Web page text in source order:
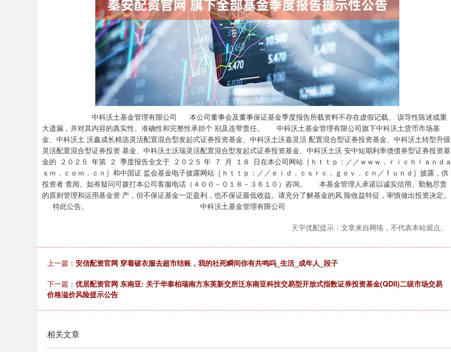
中科沃土基金管理有限公司 本公司董事会及董事保证基金季度报告所载资料不存在虚假记载、 误导性陈述或重
大遗漏，并对其内容的真实性、准确性和完整性承担个 别及连带责任。 中科沃土基金管理有限公司旗下中科沃土货币市场基
金、中科沃土 沃鑫成长精选灵活配置混合型发起式证券投资基金、中科沃土沃嘉灵活 配置混合型证券投资基金、中科沃土转型升级
灵活配置混合型证券投资 基金、中科沃土沃瑞灵活配置混合型发起式证券投资基金、中科沃土沃 安中短期利率债债券型证券投资基
金的 ２０２５ 年第 ２ 季度报告全文于 ２０２５ 年 ７ 月 １８ 日在本公司网站［ｈｔｔｐ：／／ｗｗｗ．ｒｉｃｈｌａｎｄａ
ｓｍ．ｃｏｍ．ｃｎ］和中国证 监会基金电子披露网站［ｈｔｔｐ：／／ｅｉｄ．ｃｓｒｃ．ｇｏｖ．ｃｎ／ｆｕｎｄ］披露，供
投资者 查阅。如有疑问可拨打本公司客服电话（４００－０１８－３６１０）咨询。 本基金管理人承诺以诚实信用、勤勉尽责
的原则管理和运用基金资 产，但不保证基金一定盈利，也不保证最低收益。请充分了解基金的风 险收益特征，审慎做出投资决定。
特此公告。 中科沃土基金管理有限公司
天宇优配提示：文章来自网络，不代表本站观点。
上一篇： 安信配资官网 穿着破衣服去超市结账，我的社死瞬间你有共鸣吗_生活_成年人_段子
下一篇： 优居配资官网 东南亚: 关于华泰柏瑞南方东英新交所泛东南亚科技交易型开放式指数证券投资基金(QDII)二级市场交易
价格溢价风险提示公告
相关文章